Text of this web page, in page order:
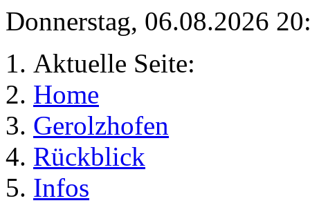
Donnerstag, 06.08.2026
Aktuelle Seite:
Home
Gerolzhofen
Rückblick
Infos